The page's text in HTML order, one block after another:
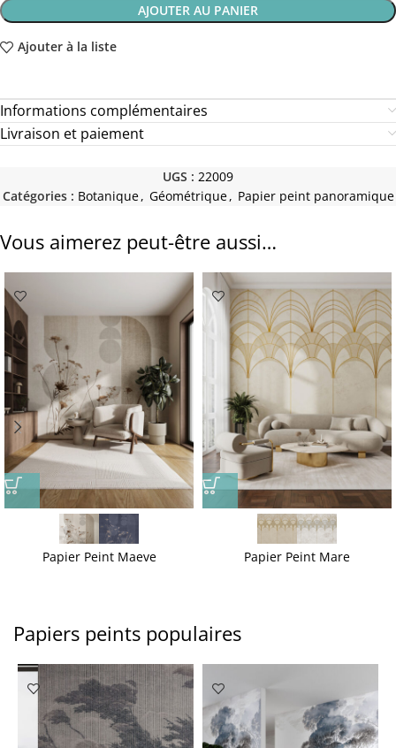
AJOUTER AU PANIER
Ajouter à la liste
Informations complémentaires
Livraison et paiement
UGS : 22009
Catégories : Botanique, Géométrique, Papier peint panoramique
Vous aimerez peut-être aussi…
Papier Peint Maeve Papier Peint Mare
Papiers peints populaires